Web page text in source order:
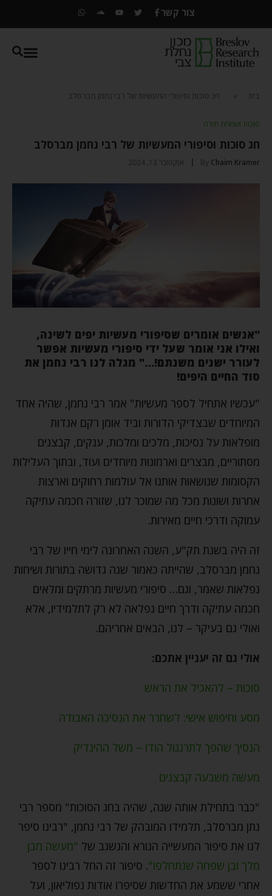
צור קשר
בית חג סוכות וסיפורי המעשיות של רבי נחמן מברסלב
סוכות ושמחת תורה
חג סוכות וסיפורי המעשיות של רבי נחמן מברסלב
By Chaim Kramer אוקטובר 13, 2024
"אנשים אומרים שסיפורי מעשיות יפים לשינה,
ואילו אני אומר שעל ידי סיפורי מעשיות אפשר
לעורר ישנים משנתם!…" מגלה לנו רבי נחמן את
סוד החיים היפים!
"עכשיו אתחיל לספר מעשיות" אמר רבי נחמן, שהיה אחד
המיוחדים שבצדיקי הדורות וביד אומן רקם אגדות
מופלאות על נסיכות, מלכים ומלכות, ענקים, קבצנים
מסתוריים, מבצרים וארמונות מיוחדים ועוד, ובתוך העלילות
הקסומות שנושאות אותנו אל עולמות רחוקים וארצות
אחרות ושונות מכל מה שמוכר לנו, שזורה חכמה עתיקה
עמוקה ודרכי חיים מאירות.
זה היה בשנת תק"ע, השנה האחרונה לימי חייו של רבי
נחמן מברסלב, שהייתה כאמור שנה גדושה בתורות ושיחות
נפלאות שאמר, וגם… סיפורי מעשיות מרתקים ומלאים
חכמה עתיקה ודרך חיים נפלאה לא רק לתלמידיו, אלא
ואולי גם בעיקר – לנו, הבאים אחריהם.
אולי גם זה יעניין אתכם:
סוכות – להאכיל את הראש
מסע וחיפוש אישי: לשחרר את הנסיכה האבודה
הנסיך שהפך לתרנגול הודו – משל ההינדיק
מעשה משבעה קבצנים
"כבר בתחילת אותה שנה, שהיה בחג הסוכות" מספר רבי
נתן מברסלב, תלמידו המובהק של רבי נחמן, "רבינו סיפר
לנו את סיפור המעשייה הנורא והנשגב של "מעשה מבן
מלך ובן שפחה שנתחלפו". סיפור זה החל רבינו לספר
אחרי ששמע את החדשות שסיפרו אודות נפוליאון, ועל